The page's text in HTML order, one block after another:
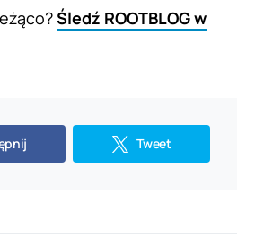
Śledź ROOTBLOG w
Tweet